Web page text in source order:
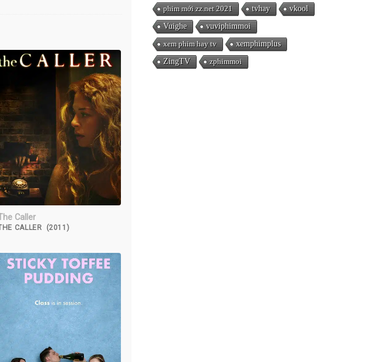
Caller
CALLER (2011)
phim mới zz.net 2021
tvhay
vkool
Vuighe
vuviphimmoi
xem phim hay tv
xemphimplus
ZingTV
zphimmoi